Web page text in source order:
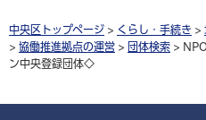
中央区トップページ > くらし・手続き >
> 協働推進拠点の運営 > 団体検索 >
ン中央登録団体◇